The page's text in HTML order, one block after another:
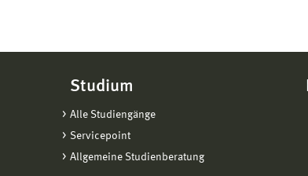
Studium
Alle Studiengänge
Servicepoint
Allgemeine Studienberatung